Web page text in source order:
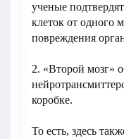
ученые
клеток от одного
повреждения
2. «Второй мозг»
коробке.
То есть, здесь